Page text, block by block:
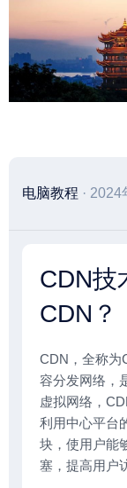
至
容
电脑教程 · 2024
CDN技
CDN？
CDN ，全称
容分发网络 ，
虚拟网络，
利用中心平台
块，使用户能
塞，提高用户